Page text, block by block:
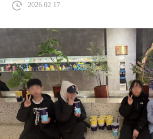
2026.02.17